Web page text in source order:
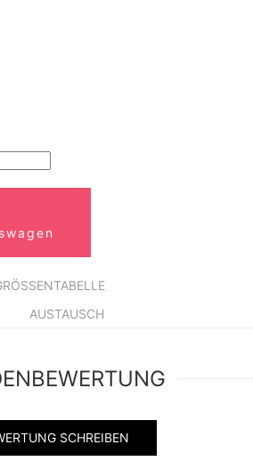
AUSTAUSCH
SCHREIBEN